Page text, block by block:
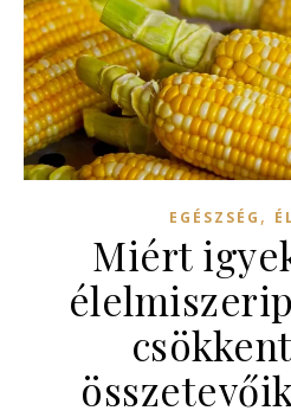
EGÉSZSÉG ,
Miért